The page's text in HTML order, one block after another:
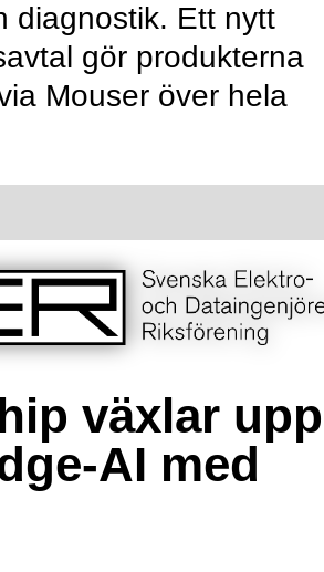
diagnostik. Ett nytt
gör produkterna
Mouser över hela
växlar upp
AI med